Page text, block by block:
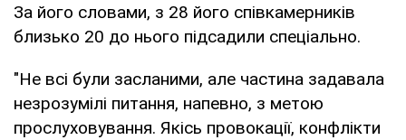
За його словами, з 28 його співкамерників
близько 20 до нього підсадили спеціально.
"Не всі були засланими, але частина задавала
незрозумілі питання, напевно, з метою
прослуховування. Якісь провокації, конфлікти